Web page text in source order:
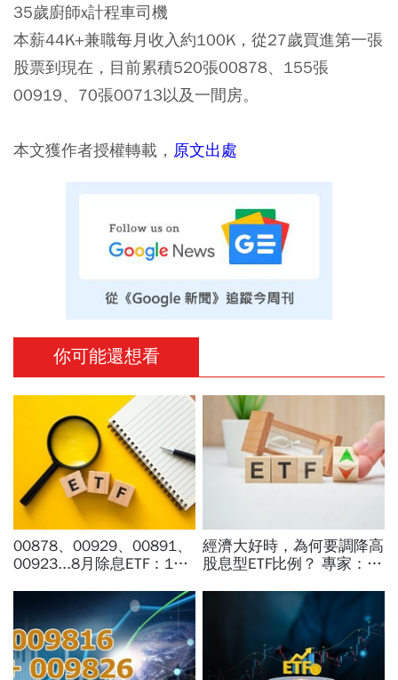
35歲廚師x計程車司機
本薪44K+兼職每月收入約100K，從27歲買進第一張
股票到現在，目前累積520張00878、155張
00919、70張00713以及一間房。
本文獲作者授權轉載， 原文出處
你可能還想看
00878、00929、00891、
00923...8月除息ETF：14
金額、最後買進日，如何息
利雙賺
經濟大好時，為何要調降高
股息型ETF比例？ 專家：用